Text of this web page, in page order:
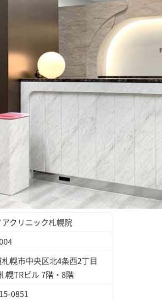
アクリニック札幌院
幌市中央区北4条西2丁目
幌TRビル 7階・8階
0851